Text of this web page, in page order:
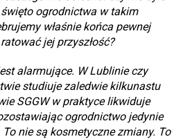
ogrodnictwa w takim
właśnie końca pewnej
jej przyszłość?
alarmujące. W Lublinie czy
studiuje zaledwie kilkunastu
SGGW w praktyce likwiduje
ogrodnictwo jedynie
nie są kosmetyczne zmiany. To